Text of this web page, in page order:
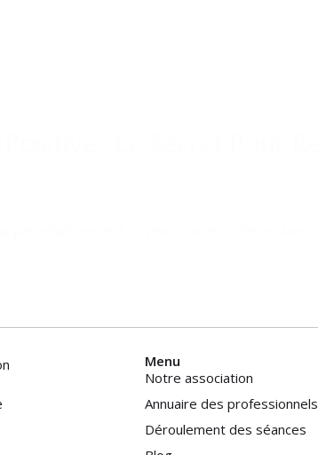
Menu
Notre association
Annuaire des professionnels
Déroulement des séances